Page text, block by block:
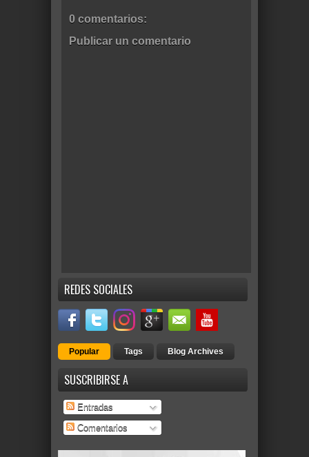
0 comentarios:
Publicar un comentario
REDES SOCIALES
Popular Tags Blog Archives
SUSCRIBIRSE A
Entradas
Comentarios